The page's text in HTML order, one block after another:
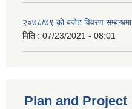
२०७८/७९ को बजेट विवरण सम्बन्धमा
मिति : 07/23/2021 - 08:01
Plan and Project